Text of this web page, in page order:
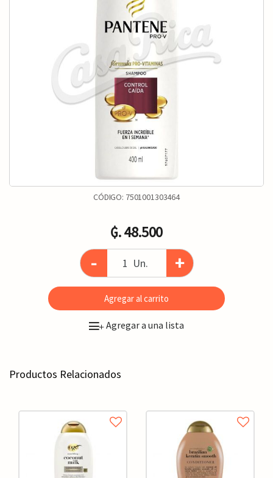
CÓDIGO: 7501001303464
₲. 48.500
- Un. +
Agregar al carrito
+Agregar a una lista
Productos Relacionados